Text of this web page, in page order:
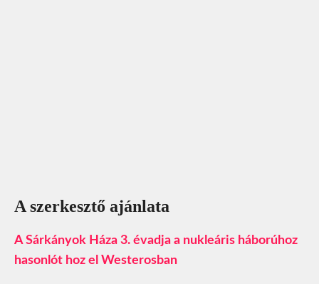
A szerkesztő ajánlata
A Sárkányok Háza 3. évadja a nukleáris háborúhoz
hasonlót hoz el Westerosban